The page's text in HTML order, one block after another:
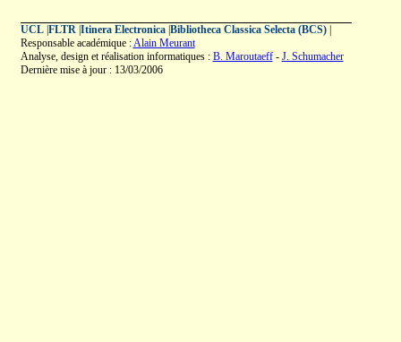
UCL| FLTR| Itinera Electronica| Bibliotheca Classica Selecta (BCS)|
Responsable académique :Alain Meurant
Analyse, design et réalisation informatiques : B. Maroutaeff- J. Schumacher
Dernière mise à jour : 13/03/2006